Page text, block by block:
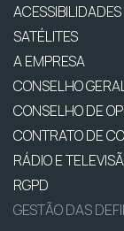
ACESSIBILIDADES
SATÉLITES
A EMPRESA
CONSELHO
CONSELHO DE
CONTRATO DE
RÁDIO E
RGPD
GESTÃO DAS